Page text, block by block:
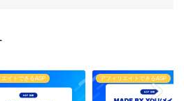
エイトできるASP アフィリエイトできるASP